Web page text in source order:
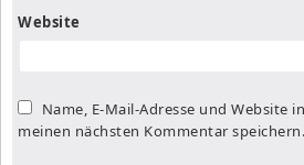
Website
Name, E-Mail-Adresse und Website
meinen nächsten Kommentar speichern.